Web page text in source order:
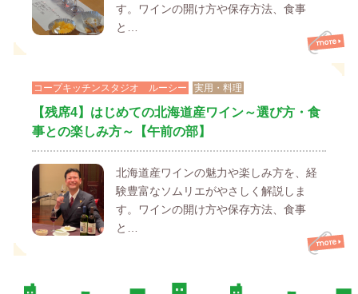
す。ワインの開け方や保存方法、食事
と…
コープキッチンスタジオ ルーシー 実用・料理
【残席4】はじめての北海道産ワイン～選び方・食
事との楽しみ方～【午前の部】
北海道産ワインの魅力や楽しみ方を、経
験豊富なソムリエがやさしく解説しま
す。ワインの開け方や保存方法、食事
と…